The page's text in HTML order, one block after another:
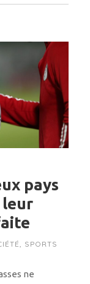
pays
leur
SPORTS
ne